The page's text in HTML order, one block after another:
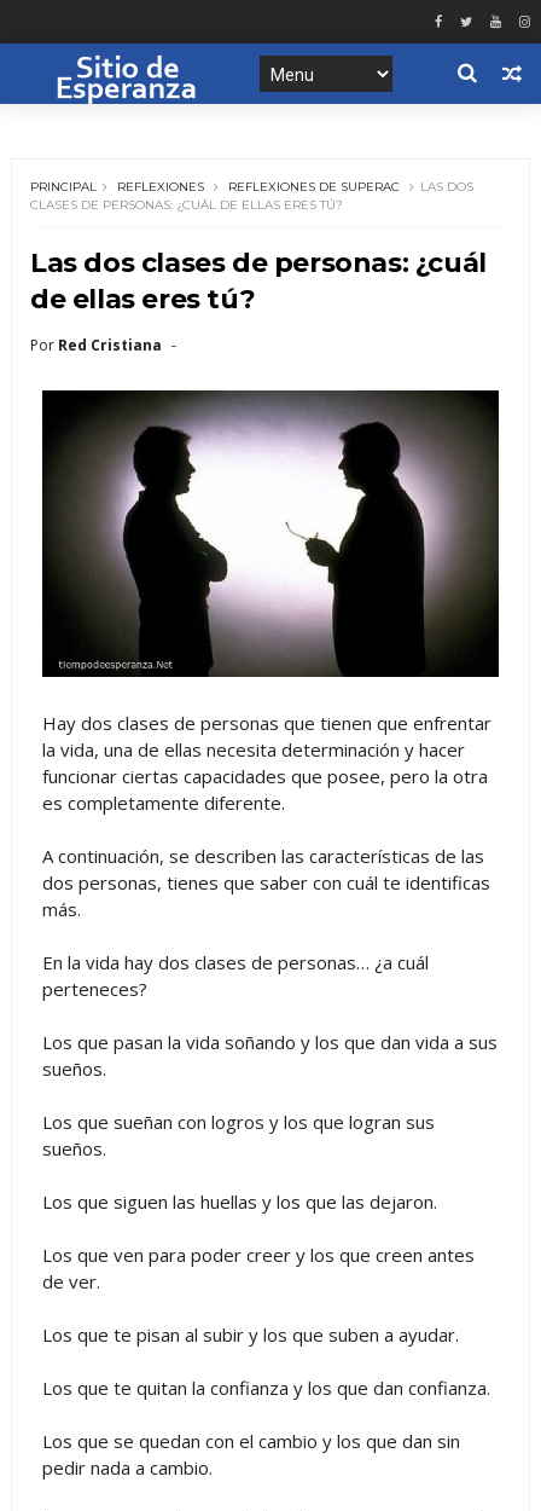
PRINCIPAL REFLEXIONES REFLEXIONES DE SUPERAC
LAS DOS
CLASES DE PERSONAS: ¿CUÁL DE ELLAS ERES TÚ?
Las dos clases de personas: ¿cuál
de ellas eres tú?
Por Red Cristiana
Hay dos clases de personas que tienen que enfrentar
la vida, una de ellas necesita determinación y hacer
funcionar ciertas capacidades que posee, pero la otra
es completamente diferente.
A continuación, se describen las características de las
dos personas, tienes que saber con cuál te identificas
más.
En la vida hay dos clases de personas… ¿a cuál
perteneces?
Los que pasan la vida soñando y los que dan vida a sus
sueños.
Los que sueñan con logros y los que logran sus
sueños.
Los que siguen las huellas y los que las dejaron.
Los que ven para poder creer y los que creen antes
de ver.
Los que te pisan al subir y los que suben a ayudar.
Los que te quitan la confianza y los que dan confianza.
Los que se quedan con el cambio y los que dan sin
pedir nada a cambio.